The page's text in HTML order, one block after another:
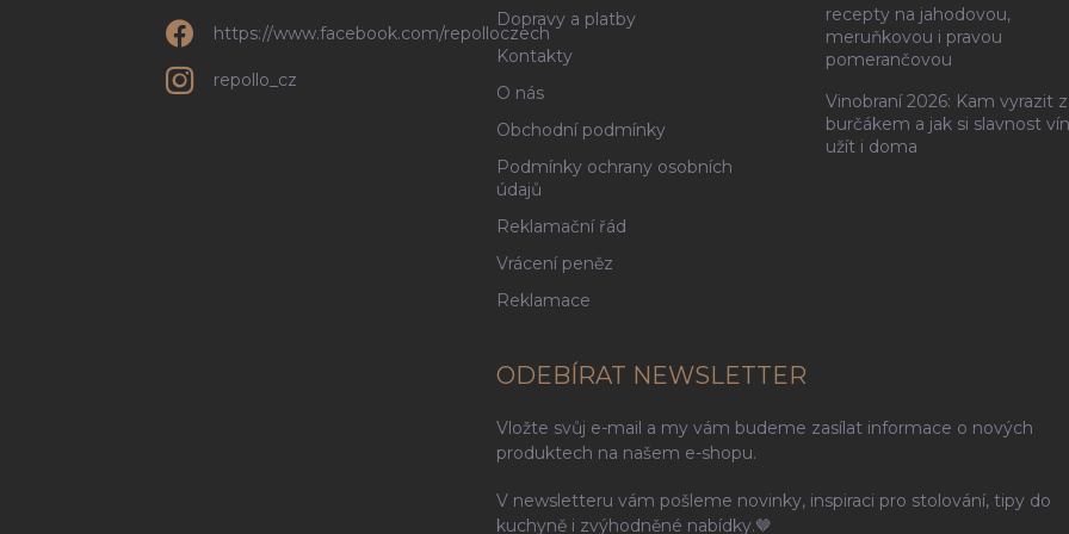
https://www.facebook.com/repolloczech
repollo_cz
Dopravy a platby
Kontakty
O nás
Obchodní podmínky
Podmínky ochrany osobních
údajů
Reklamační řád
Vrácení peněz
Reklamace
recepty na jahodovou,
meruňkovou i pravou
pomerančovou
Vinobraní 2026: Kam vyrazit
burčákem a jak si slavnost
užít i doma
ODEBÍRAT NEWSLETTER
Vložte svůj e-mail a my vám budeme zasílat informace o nových
produktech na našem e-shopu.
V newsletteru vám pošleme novinky, inspiraci pro stolování, tipy do
kuchyně i zvýhodněné nabídky.🤎